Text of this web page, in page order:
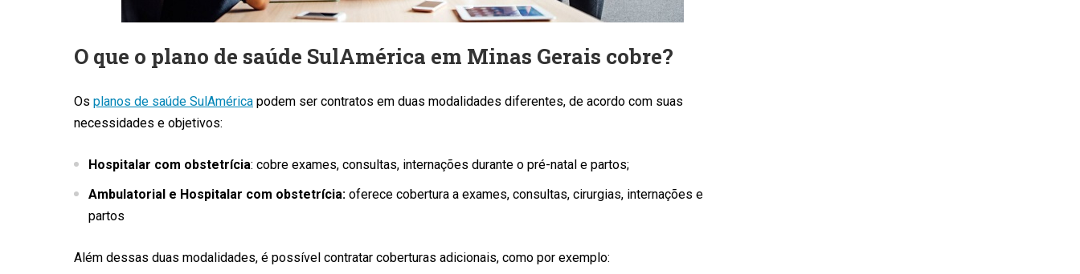
O que o plano de saúde SulAmérica em Minas Gerais cobre?
Os planos de saúde SulAmérica podem ser contratos em duas modalidades diferentes, de acordo com suas
necessidades e objetivos:
Hospitalar com obstetrícia: cobre exames, consultas, internações durante o pré-natal e partos;
Ambulatorial e Hospitalar com obstetrícia: oferece cobertura a exames, consultas, cirurgias, internações e
partos
Além dessas duas modalidades, é possível contratar coberturas adicionais, como por exemplo: